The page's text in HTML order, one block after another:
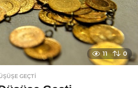
11 0
GEÇTI